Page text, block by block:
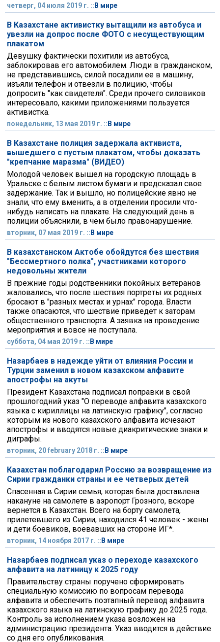
четверг, 04 июля 2019 г. :: В мире
В Казахстане активистку вытащили из автобуса и
увезли на допрос после ФОТО с несуществующим
плакатом
Девушку фактически похитили из автобуса,
заблокировав его автомобилем. Люди в гражданском,
не представившись, силой посадили ее в машину,
изъяли телефон и отвезли в полицию, чтобы
допросить "как свидетеля". Среди прочего силовиков
интересовало, какими приложениями пользуется
активистка.
понедельник, 13 мая 2019 г. :: В мире
В Казахстане полиция задержала активиста,
вышедшего с пустым плакатом, чтобы доказать
"крепчание маразма" (ВИДЕО)
Молодой человек вышел на городскую площадь в
Уральске с белым листом бумаги и предсказал свое
задержание. Так и вышло, но полицейские явно не
знали, что ему вменить, а в отделении просили что-
нибудь написать на плакате. На следующий день в
полиции объяснили, в чем было правонарушение.
вторник, 07 мая 2019 г. :: В мире
В казахстанском Актобе обойдутся без шествия
"Бессмертного полка", участниками которого
недовольны жители
В прежние годы родственники покойных ветеранов
жаловались, что после шествия портреты их родных
бросают в "разных местах и урнах" города. Власти
также опасаются, что шествие приведет к заторам
общественного транспорта. А заявка на проведение
мероприятия и вовсе не поступала.
суббота, 04 мая 2019 г. :: В мире
Назарбаев в надежде уйти от влияния России и
Турции заменил в новом казахском алфавите
апострофы на акуты
Президент Казахстана подписал поправки в свой
прошлогодний указ "О переводе алфавита казахского
языка с кириллицы на латинскую графику", согласно
которым из нового казахского алфавита исчезают
апострофы и вводятся новые диакритические знаки и
диграфы.
вторник, 20 february 2018 г. :: В мире
Казахстан поблагодарил Россию за возвращение из
Сирии гражданки страны и ее четверых детей
Спасенная в Сирии семья, которая была доставлена
накануне на самолете в аэропорт Грозного, вскоре
вернется в Казахстан. Всего на борту самолета,
прилетевшего из Сирии, находился 41 человек - жены
и дети боевиков, воевавших на стороне ИГ*.
вторник, 14 ноября 2017 г. :: В мире
Назарбаев подписал указ о переходе казахского
алфавита на латиницу к 2025 году
Правительству страны поручено сформировать
специальную комиссию по вопросам перевода
алфавита и обеспечить поэтапный перевод алфавита
казахского языка на латинскую графику до 2025 года.
Контроль за исполнением указа возложен на
администрацию президента. Указ вводится в действие
со дня его опубликования.